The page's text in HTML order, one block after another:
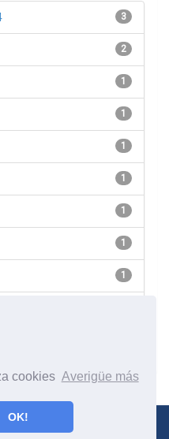
cookies Averigüe más
OK!
3
2
1
1
1
1
1
1
1